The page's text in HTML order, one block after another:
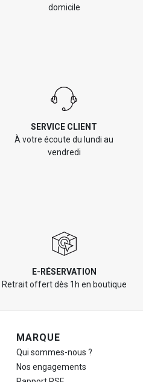
domicile
SERVICE CLIENT
À votre écoute du lundi au
vendredi
E-RÉSERVATION
Retrait offert dès 1h en boutique
Navigation de pied de page
MARQUE
Qui sommes-nous ?
Nos engagements